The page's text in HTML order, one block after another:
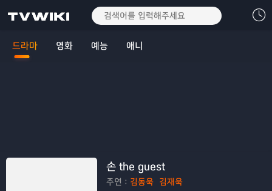
드라마 영화 예능 애니
손 the guest
주연： 김동욱 김재욱